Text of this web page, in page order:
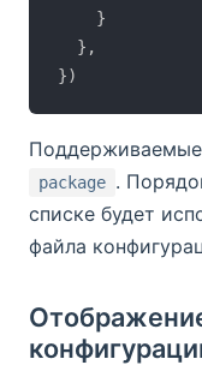
}
} ,
})
package .
списке будет
файла